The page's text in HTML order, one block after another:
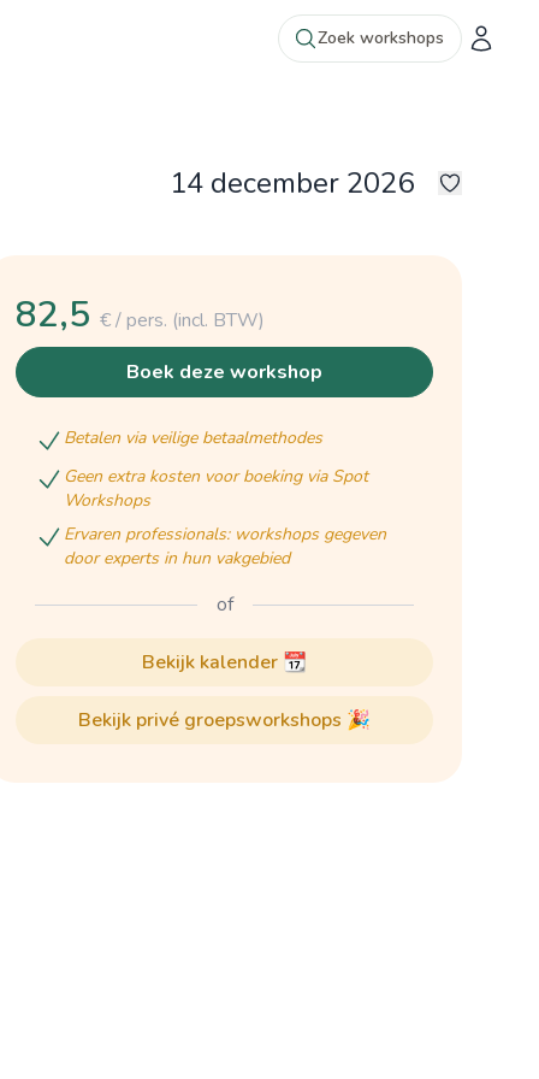
Zoek workshops
14 december 2026
82,5 € / pers. (incl. BTW)
boek deze workshop
betalen via veilige betaalmethodes
geen extra kosten voor boeking via Spot
Workshops
ervaren professionals: workshops gegeven
door experts in hun vakgebied
of
bekijk kalender 📆
bekijk privé groepsworkshops 🎉